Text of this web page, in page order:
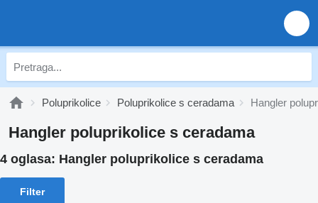
Poluprikolice Poluprikolice s ceradama Hangler
Hangler poluprikolice s ceradama
4 oglasa: Hangler poluprikolice s ceradama
Filter